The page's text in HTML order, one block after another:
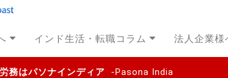
インド生活・転職コラム 法人企業様
務はパソナインディア -Pasona India